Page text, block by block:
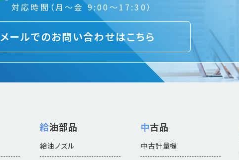
対応時間（月～金 9:00～17:30）
メールでのお問い合わせはこちら
給油部品
給油ノズル
中古品
中古計量機